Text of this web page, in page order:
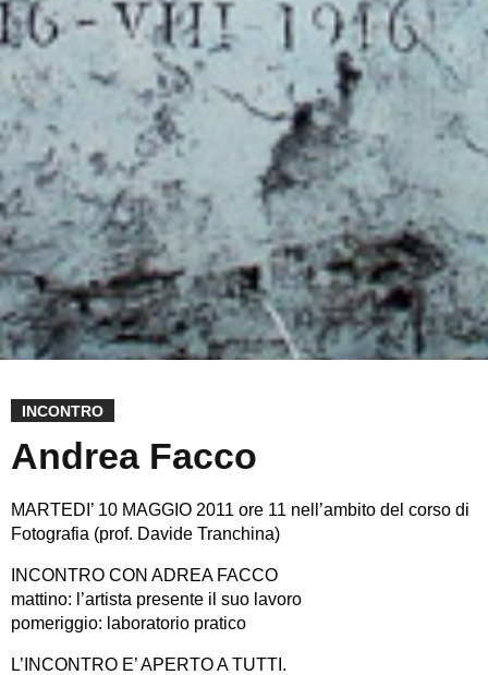
INCONTRO
Andrea Facco
MARTEDI’ 10 MAGGIO 2011 ore 11 nell’ambito del corso di
Fotografia (prof. Davide Tranchina)
INCONTRO CON ADREA FACCO
mattino: l’artista presente il suo lavoro
pomeriggio: laboratorio pratico
L’INCONTRO E’ APERTO A TUTTI.